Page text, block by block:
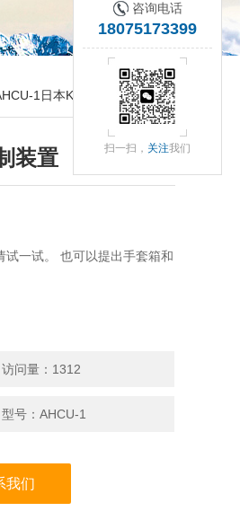
1日本KITZ北泽湿度控制装置
装置
一试。 也可以提出手套箱和
访问量：1312
型号：AHCU-1
我们
咨询电话
18075173399
扫一扫， 关注我们